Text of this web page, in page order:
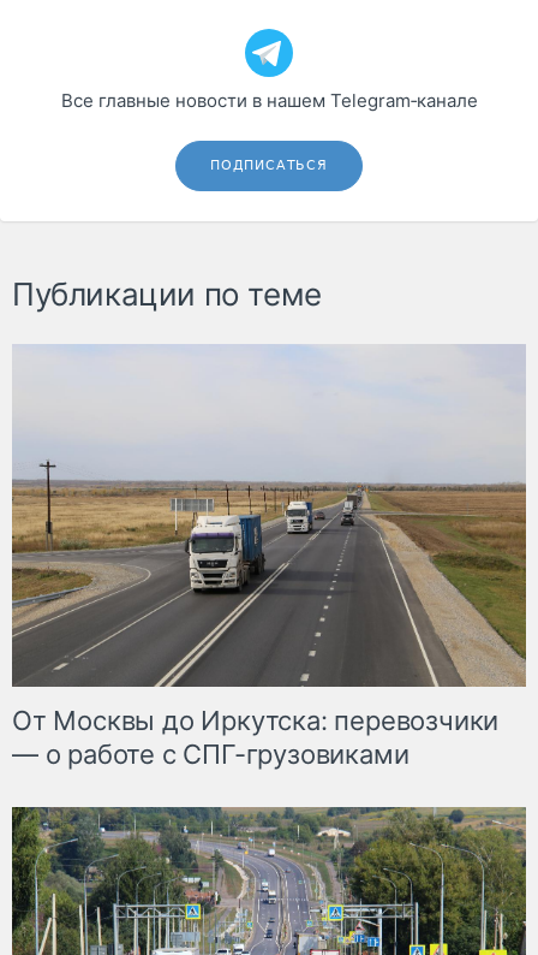
Все главные новости в нашем Telegram‑канале
ПОДПИСАТЬСЯ
Публикации по теме
От Москвы до Иркутска: перевозчики
— о работе с СПГ-грузовиками